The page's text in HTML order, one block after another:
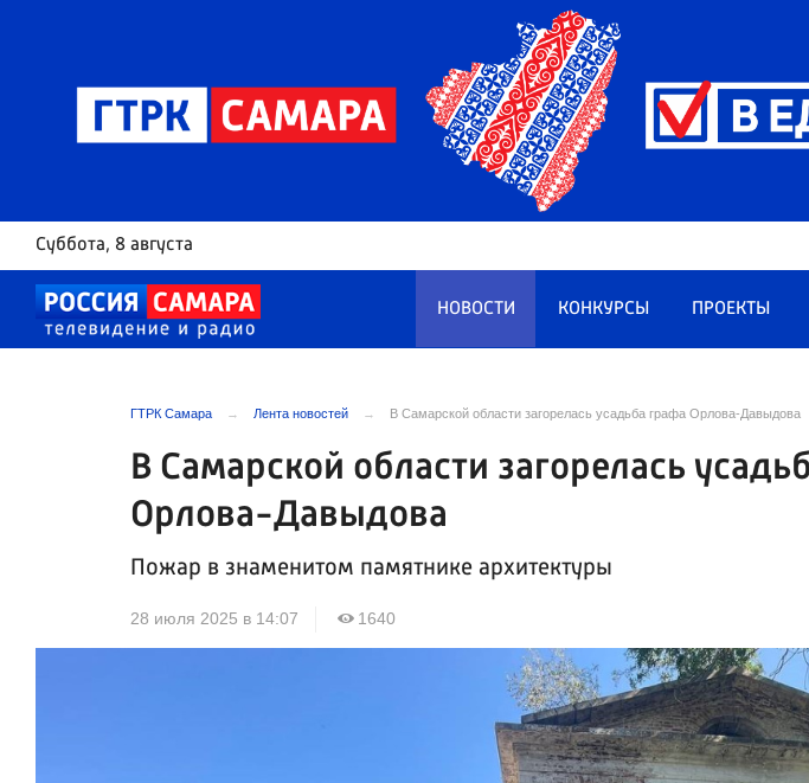
Суббота, 8 августа
НОВОСТИ КОНКУРСЫ ПРОЕКТЫ
ГТРК Самара Лента новостей В Самарской области загорелась усадьба графа Орлова-Давыдова
В Самарской области загорелась
Орлова-Давыдова
Пожар в знаменитом памятнике архитектуры
28 июля 2025 в 14:07 1640